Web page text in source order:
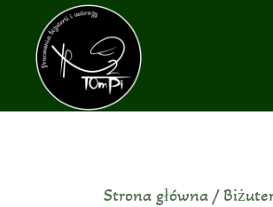
treści
Strona główna /